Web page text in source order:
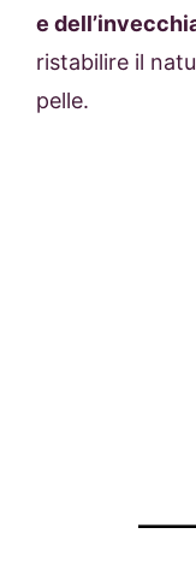
e
ristabilire il
pelle.